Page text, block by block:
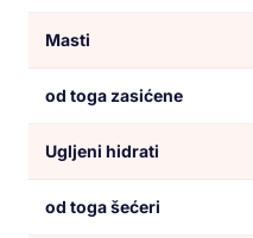
Masti
od toga zasićene
Ugljeni hidrati
od toga šećeri